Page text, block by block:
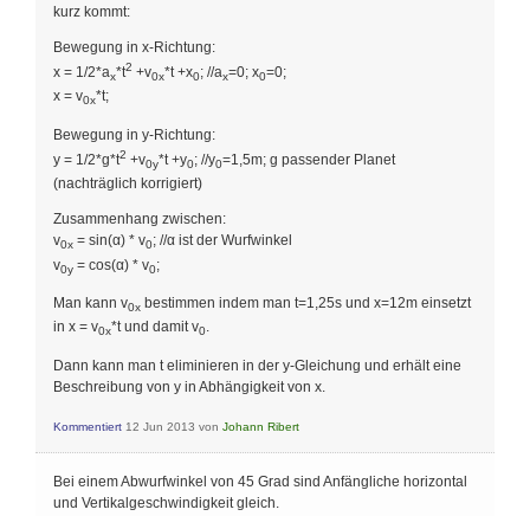
kurz kommt:
Bewegung in x-Richtung:
x = 1/2*ax*t2 +v0x*t +x0; //ax=0; x0=0;
x = v0x*t;
Bewegung in y-Richtung:
y = 1/2*g*t2 +v0y*t +y0; //y0=1,5m; g passender Planet
(nachträglich korrigiert)
Zusammenhang zwischen:
v0x = sin(α) * v0; //α ist der Wurfwinkel
v0y = cos(α) * v0;
Man kann v0x bestimmen indem man t=1,25s und x=12m einsetzt
in x = v0x*t und damit v0.
Dann kann man t eliminieren in der y-Gleichung und erhält eine
Beschreibung von y in Abhängigkeit von x.
Kommentiert 12 Jun 2013 von Johann Ribert
Bei einem Abwurfwinkel von 45 Grad sind Anfängliche horizontal
und Vertikalgeschwindigkeit gleich.